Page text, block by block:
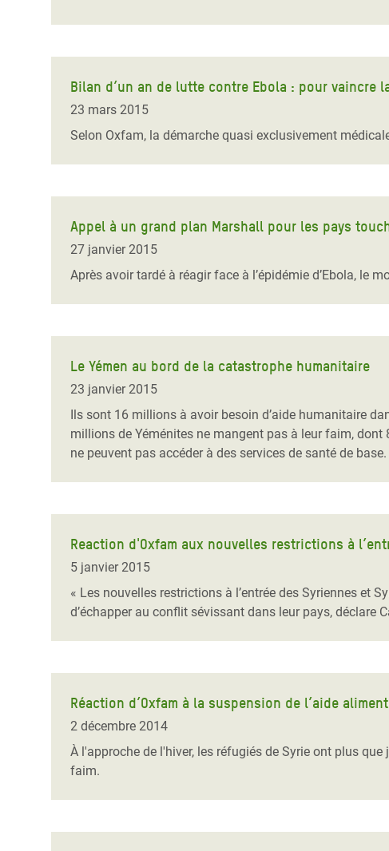
Bilan d’un an de lutte contre Ebola : pour
23 mars 2015
Selon Oxfam, la démarche quasi exclusivement
Appel à un grand plan Marshall pour les pays
27 janvier 2015
Après avoir tardé à réagir face à l’épidémie d’Ebola, le
Le Yémen au bord de la catastrophe humanitaire
23 janvier 2015
Ils sont 16 millions à avoir besoin d’aide humanitaire
millions de Yéménites ne mangent pas à leur faim,
ne peuvent pas accéder à des services de santé de base.
Reaction d'Oxfam aux nouvelles restrictions à
5 janvier 2015
« Les nouvelles restrictions à l’entrée des Syriennes et
d’échapper au conflit sévissant dans leur pays, déclare
Réaction d’Oxfam à la suspension de l’aide
2 décembre 2014
À l'approche de l'hiver, les réfugiés de Syrie ont plus
faim.